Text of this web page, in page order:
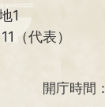
1
（代表）
開庁時間：